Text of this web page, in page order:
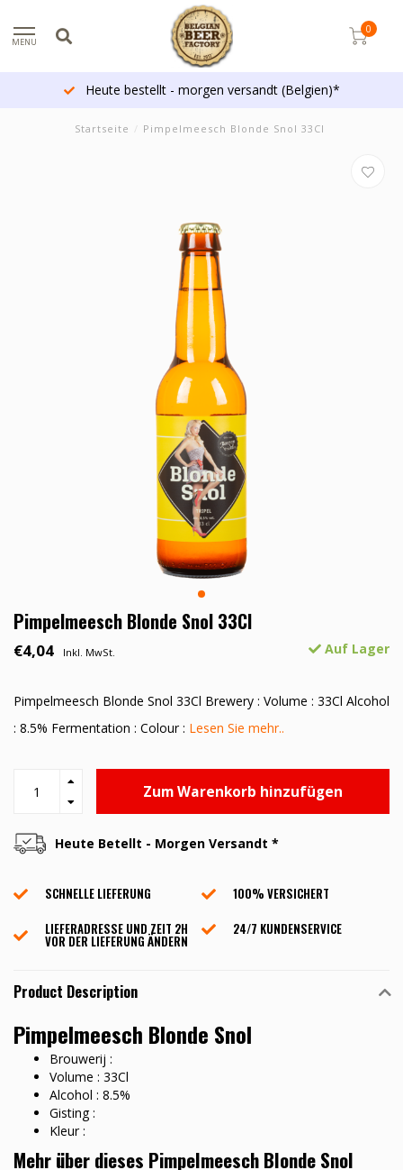
MENU
0
Heute bestellt - morgen versandt (Belgien)*
Startseite / Pimpelmeesch Blonde Snol 33Cl
Pimpelmeesch Blonde Snol 33Cl
€4,04 Inkl. MwSt. Auf Lager
Pimpelmeesch Blonde Snol 33Cl Brewery : Volume : 33Cl Alcohol
: 8.5% Fermentation : Colour : Lesen Sie mehr..
Zum Warenkorb hinzufügen
Heute Betellt - Morgen Versandt *
SCHNELLE LIEFERUNG
100% VERSICHERT
LIEFERADRESSE UND ZEIT 2H
VOR DER LIEFERUNG ÄNDERN
24/7 KUNDENSERVICE
Product Description
Pimpelmeesch Blonde Snol
Brouwerij :
Volume : 33Cl
Alcohol : 8.5%
Gisting :
Kleur :
Mehr über dieses Pimpelmeesch Blonde Snol